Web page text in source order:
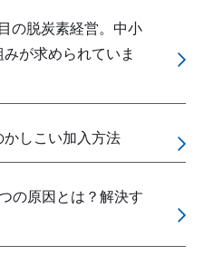
の脱炭素経営。中小
が求められていま
かしこい加入方法
の原因とは？解決す